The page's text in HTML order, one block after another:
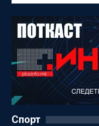
Спорт